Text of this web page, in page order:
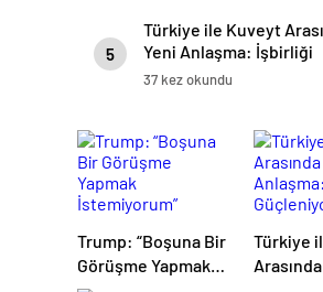
5
Türkiye ile Kuveyt
Yeni Anlaşma: İşbirliği
Güçleniyor
37 kez okundu
Trump: “Boşuna Bir
Görüşme Yapmak
Türkiye